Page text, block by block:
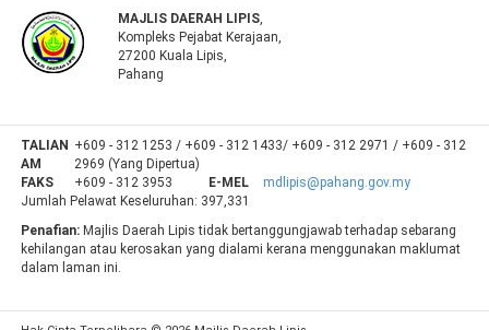
MAJLIS DAERAH LIPIS,
Kompleks Pejabat Kerajaan,
27200 Kuala Lipis,
Pahang
TALIAN
AM
+609 - 312 1253 / +609 - 312 1433/ +609 - 312 2971 / +609 - 312
2969 (Yang Dipertua)
FAKS
+609 - 312 3953 E-MEL
mdlipis@pahang.gov.my
Jumlah Pelawat Keseluruhan: 397,331
Penafian: Majlis Daerah Lipis tidak bertanggungjawab terhadap sebarang
kehilangan atau kerosakan yang dialami kerana menggunakan maklumat
dalam laman ini.